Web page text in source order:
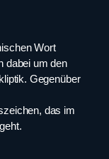
Wort
dabei um den
Gegenüber
das im